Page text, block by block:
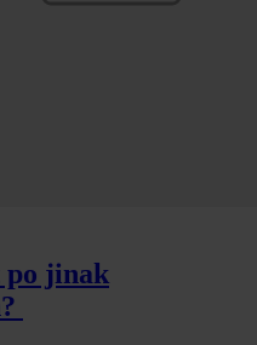
po jinak